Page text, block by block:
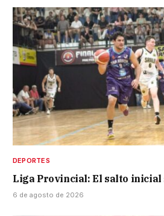
DEPORTES
Liga Provincial: El salto inicial
6 de agosto de 2026